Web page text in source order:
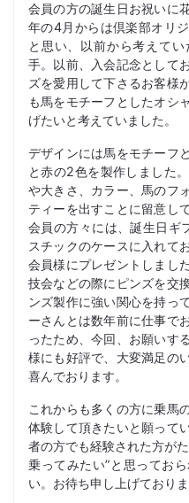
会員の方の誕生日お祝いに
年の4月からは倶楽部オリ
と思い、以前から考えて
手。以前、入会記念として
ズを愛用して下さるお客様
も馬をモチーフとしたオシ
げたいと考えていました。
デザインには馬をモチーフ
と赤の2色を製作しました
や大きさ、カラー、馬のフ
ティーを出すことに留意し
会員の方々には、誕生日ギ
スチックのケースに入れて
会員様にプレゼントしまし
技会などの際にピンズを交
ンズ製作に強い関心を持っ
ーさんとは数年前に仕事で
ったため、今回、お願いす
様にも好評で、大変満足の
喜んでおります。
これからも多くの方に乗馬
体験して頂きたいと願って
者の方でも経験された方が
乗ってみたい”と思ってお
い。お待ち申し上げておりま